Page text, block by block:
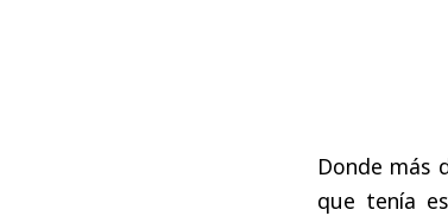
Donde más
que tenía